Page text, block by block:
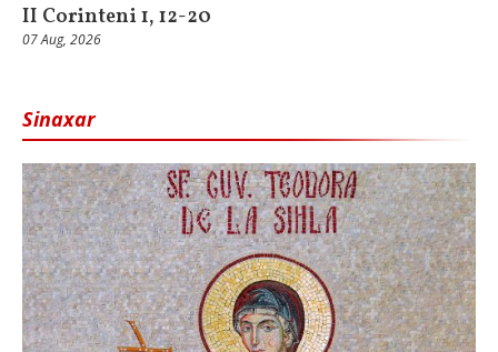
II Corinteni 1, 12-20
07 Aug, 2026
Sinaxar